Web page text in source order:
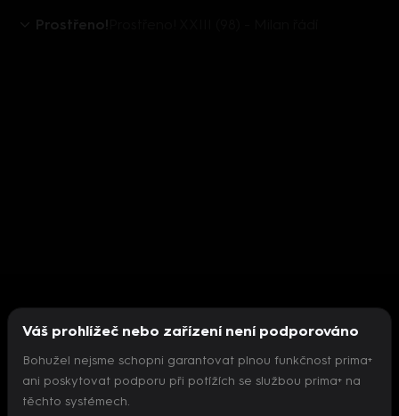
Prostřeno!
Nepodařilo se inicializovat přehrávač
Váš prohlížeč nebo zařízení není podporováno
Bohužel nejsme schopni garantovat plnou funkčnost prima+
ani poskytovat podporu při potížích se službou prima+ na
těchto systémech.